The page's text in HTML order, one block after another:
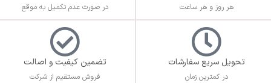
هر روز و هر ساعت در صورت عدم تکمیل به موقع
تحویل سریع سفارشات
در کمترین زمان
تضمین کیفیت و اصالت
فروش مستقیم از شرکت